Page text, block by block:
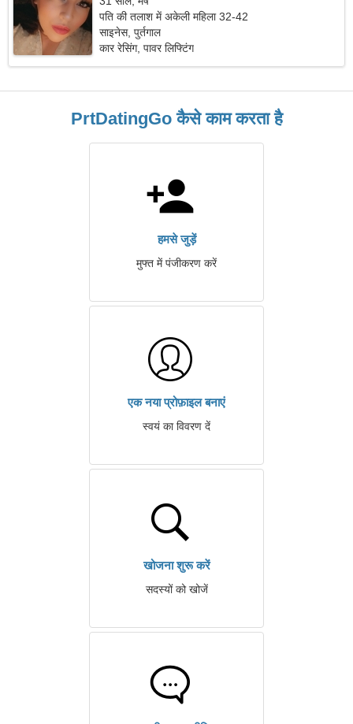
पति की तलाश में अकेली महिला 32-42
साइनेस, पुर्तगाल
कार रेसिंग, पावर लिफ्टिंग
PrtDatingGo कैसे काम करता है
हमसे जुड़ें
मुफ्त में पंजीकरण करें
एक नया प्रोफ़ाइल बनाएं
स्वयं का विवरण दें
खोजना शुरू करें
सदस्यों को खोजें